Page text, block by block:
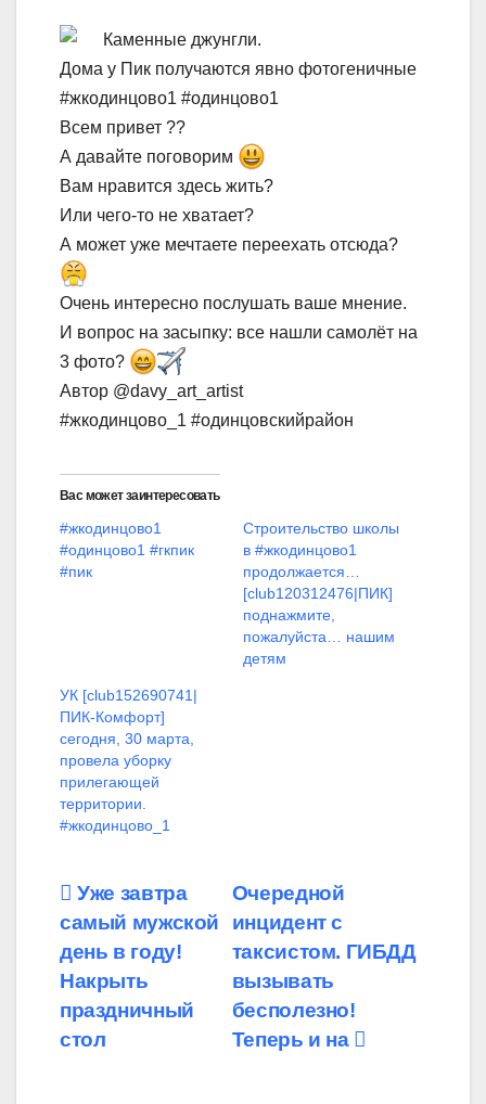
Каменные джунгли.
Дома у Пик получаются явно фотогеничные
#жкодинцово1 #одинцово1
Всем привет ??
А давайте поговорим
Вам нравится здесь жить?
Или чего-то не хватает?
А может уже мечтаете переехать отсюда?
Очень интересно послушать ваше мнение.
И вопрос на засыпку: все нашли самолёт на
3 фото?
Автор @davy_art_artist
#жкодинцово_1 #одинцовскийрайон
Вас может заинтересовать
#жкодинцово1
#одинцово1 #гкпик
#пик
Строительство школы
в #жкодинцово1
продолжается…
[club120312476|ПИК]
поднажмите,
пожалуйста… нашим
детям
УК [club152690741|
ПИК-Комфорт]
сегодня, 30 марта,
провела уборку
прилегающей
территории.
#жкодинцово_1
Навигация
по
записям
Очередной
инцидент с
таксистом. ГИБДД
вызывать
бесполезно!
Теперь и на
Уже завтра
самый мужской
день в году!
Накрыть
праздничный
стол